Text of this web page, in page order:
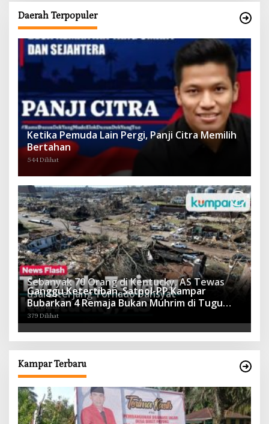
Daerah Terpopuler
Ketika Pemuda Lain Pergi, Panji Citra Memilih
Bertahan
544 Dilihat
Sebanyak 70 Orang di Kentucky, AS Tewas
usai Diterjang Tornado Dahsyat
395 Dilihat
Ganggu Ketertiban, Satpol-PP Kampar
Bubarkan 4 Remaja Bukan Muhrim di Tugu
Batu Hitam dan Tigo Tungku Sajoangan
379 Dilihat
Kampar Terbaru